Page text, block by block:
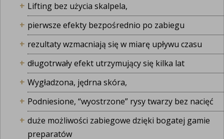
Lifting bez użycia skalpela,
pierwsze efekty bezpośrednio po zabiegu
rezultaty wzmacniają się w miarę upływu czasu
długotrwały efekt utrzymujący się kilka lat
Wygładzona, jędrna skóra,
Podniesione, “wyostrzone” rysy twarzy bez nacięć
duże możliwości zabiegowe dzięki bogatej gamie
preparatów